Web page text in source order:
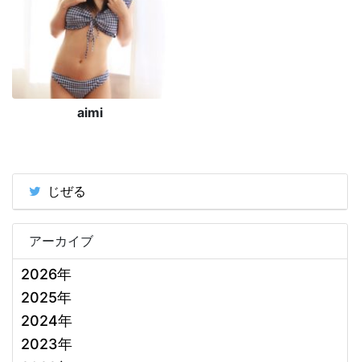
aimi
じぜる
アーカイブ
2026年
2025年
2024年
2023年